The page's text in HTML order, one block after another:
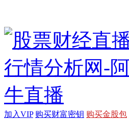
加入VIP 购买财富密钥 购买金股包